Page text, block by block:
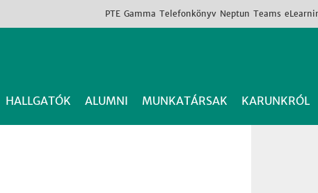
PTE Gamma Telefonkönyv Neptun Teams
HALLGATÓK ALUMNI MUNKATÁRSAK KARUNKRÓL